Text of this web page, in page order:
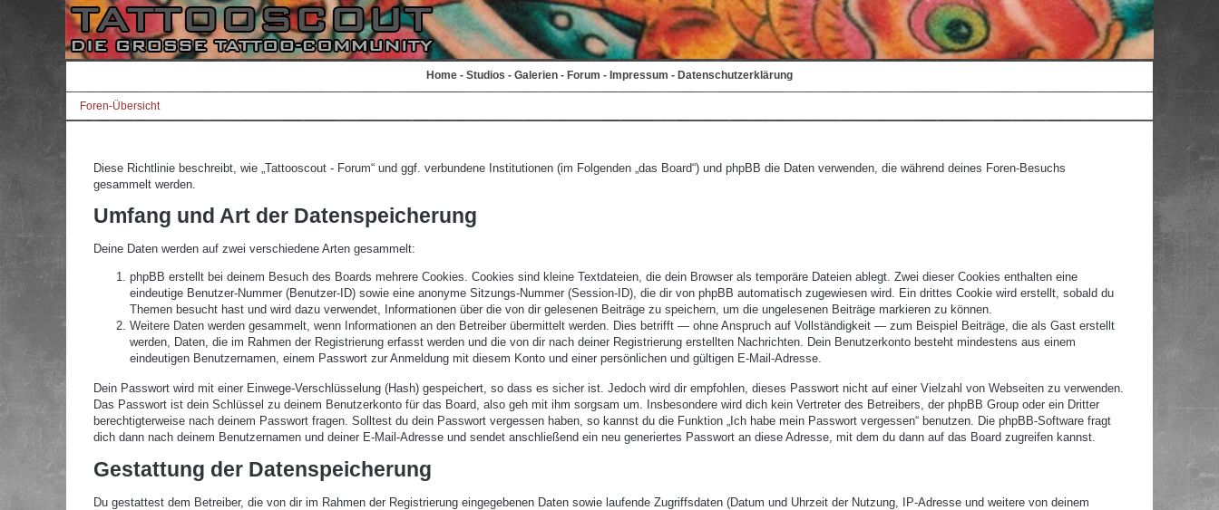
Home - Studios - Galerien - Forum - Impressum - Datenschutzerklärung
Foren-Übersicht
Diese Richtlinie beschreibt, wie „Tattooscout - Forum“ und ggf. verbundene Institutionen (im Folgenden „das Board“) und phpBB die Daten verwenden, die während deines Foren-Besuchs
gesammelt werden.
Umfang und Art der Datenspeicherung
Deine Daten werden auf zwei verschiedene Arten gesammelt:
phpBB erstellt bei deinem Besuch des Boards mehrere Cookies. Cookies sind kleine Textdateien, die dein Browser als temporäre Dateien ablegt. Zwei dieser Cookies enthalten eine
eindeutige Benutzer-Nummer (Benutzer-ID) sowie eine anonyme Sitzungs-Nummer (Session-ID), die dir von phpBB automatisch zugewiesen wird. Ein drittes Cookie wird erstellt, sobald du
Themen besucht hast und wird dazu verwendet, Informationen über die von dir gelesenen Beiträge zu speichern, um die ungelesenen Beiträge markieren zu können.
Weitere Daten werden gesammelt, wenn Informationen an den Betreiber übermittelt werden. Dies betrifft — ohne Anspruch auf Vollständigkeit — zum Beispiel Beiträge, die als Gast erstellt
werden, Daten, die im Rahmen der Registrierung erfasst werden und die von dir nach deiner Registrierung erstellten Nachrichten. Dein Benutzerkonto besteht mindestens aus einem
eindeutigen Benutzernamen, einem Passwort zur Anmeldung mit diesem Konto und einer persönlichen und gültigen E-Mail-Adresse.
Dein Passwort wird mit einer Einwege-Verschlüsselung (Hash) gespeichert, so dass es sicher ist. Jedoch wird dir empfohlen, dieses Passwort nicht auf einer Vielzahl von Webseiten zu verwenden.
Das Passwort ist dein Schlüssel zu deinem Benutzerkonto für das Board, also geh mit ihm sorgsam um. Insbesondere wird dich kein Vertreter des Betreibers, der phpBB Group oder ein Dritter
berechtigterweise nach deinem Passwort fragen. Solltest du dein Passwort vergessen haben, so kannst du die Funktion „Ich habe mein Passwort vergessen“ benutzen. Die phpBB-Software fragt
dich dann nach deinem Benutzernamen und deiner E-Mail-Adresse und sendet anschließend ein neu generiertes Passwort an diese Adresse, mit dem du dann auf das Board zugreifen kannst.
Gestattung der Datenspeicherung
Du gestattest dem Betreiber, die von dir im Rahmen der Registrierung eingegebenen Daten sowie laufende Zugriffsdaten (Datum und Uhrzeit der Nutzung, IP-Adresse und weitere von deinem